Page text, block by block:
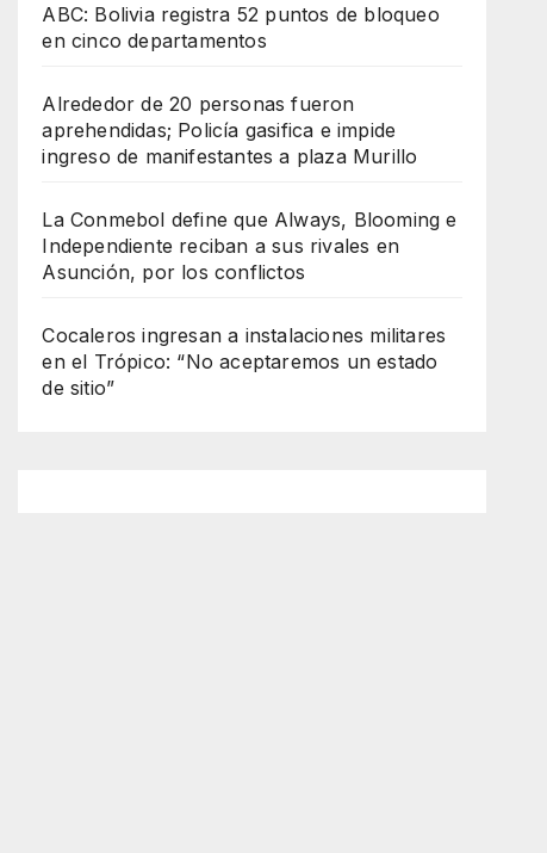
ABC: Bolivia registra 52 puntos de bloqueo
en cinco departamentos
Alrededor de 20 personas fueron
aprehendidas; Policía gasifica e impide
ingreso de manifestantes a plaza Murillo
La Conmebol define que Always, Blooming e
Independiente reciban a sus rivales en
Asunción, por los conflictos
Cocaleros ingresan a instalaciones militares
en el Trópico: “No aceptaremos un estado
de sitio”